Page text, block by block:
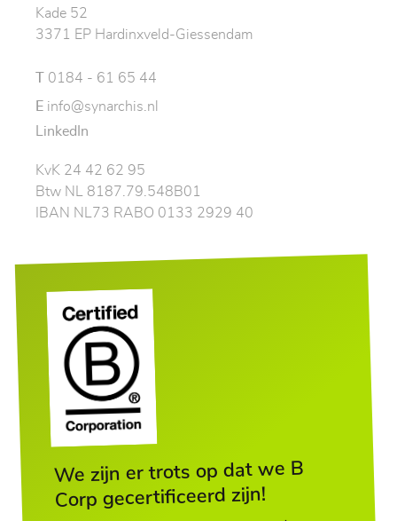
Kade 52
3371 EP Hardinxveld-Giessendam
0184 - 61 65 44
E info@synarchis.nl
LinkedIn
KvK 24 42 62 95
Btw NL 8187.79.548B01
IBAN NL73 RABO 0133 2929 40
We zijn er trots op dat we B
Corp gecertificeerd zijn!